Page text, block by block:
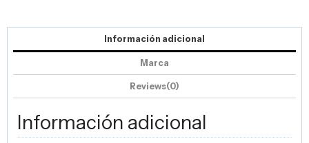
Información adicional
Marca
Reviews(0)
Información adicional